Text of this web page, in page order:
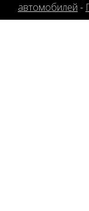
автомобилей -